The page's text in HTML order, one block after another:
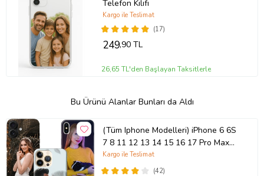
Telefon Kılıfı
(17)
Kargo ile Teslimat
249,90 TL
26,65 TL'den Başlayan Taksitlerle
Bu Ürünü Alanlar Bunları da Aldı
(Tüm Iphone Modelleri) iPhone 6 6S
7 8 11 12 13 14 15 16 17 Pro Max
Plus Mini Kişiye Özel Resimli
Fotoğraflı Kılıf(42)
Kargo ile Teslimat